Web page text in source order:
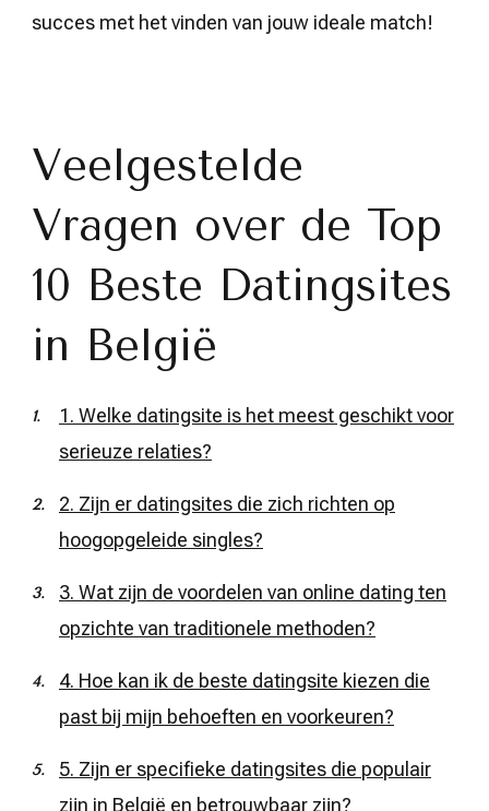
succes met het vinden van jouw ideale match!
Veelgestelde
Vragen over de Top
10 Beste Datingsites
in België
1. Welke datingsite is het meest geschikt voor
serieuze relaties?
2. Zijn er datingsites die zich richten op
hoogopgeleide singles?
3. Wat zijn de voordelen van online dating ten
opzichte van traditionele methoden?
4. Hoe kan ik de beste datingsite kiezen die
past bij mijn behoeften en voorkeuren?
5. Zijn er specifieke datingsites die populair
zijn in België en betrouwbaar zijn?